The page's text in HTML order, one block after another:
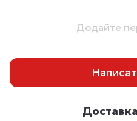
Додайте
Доставка